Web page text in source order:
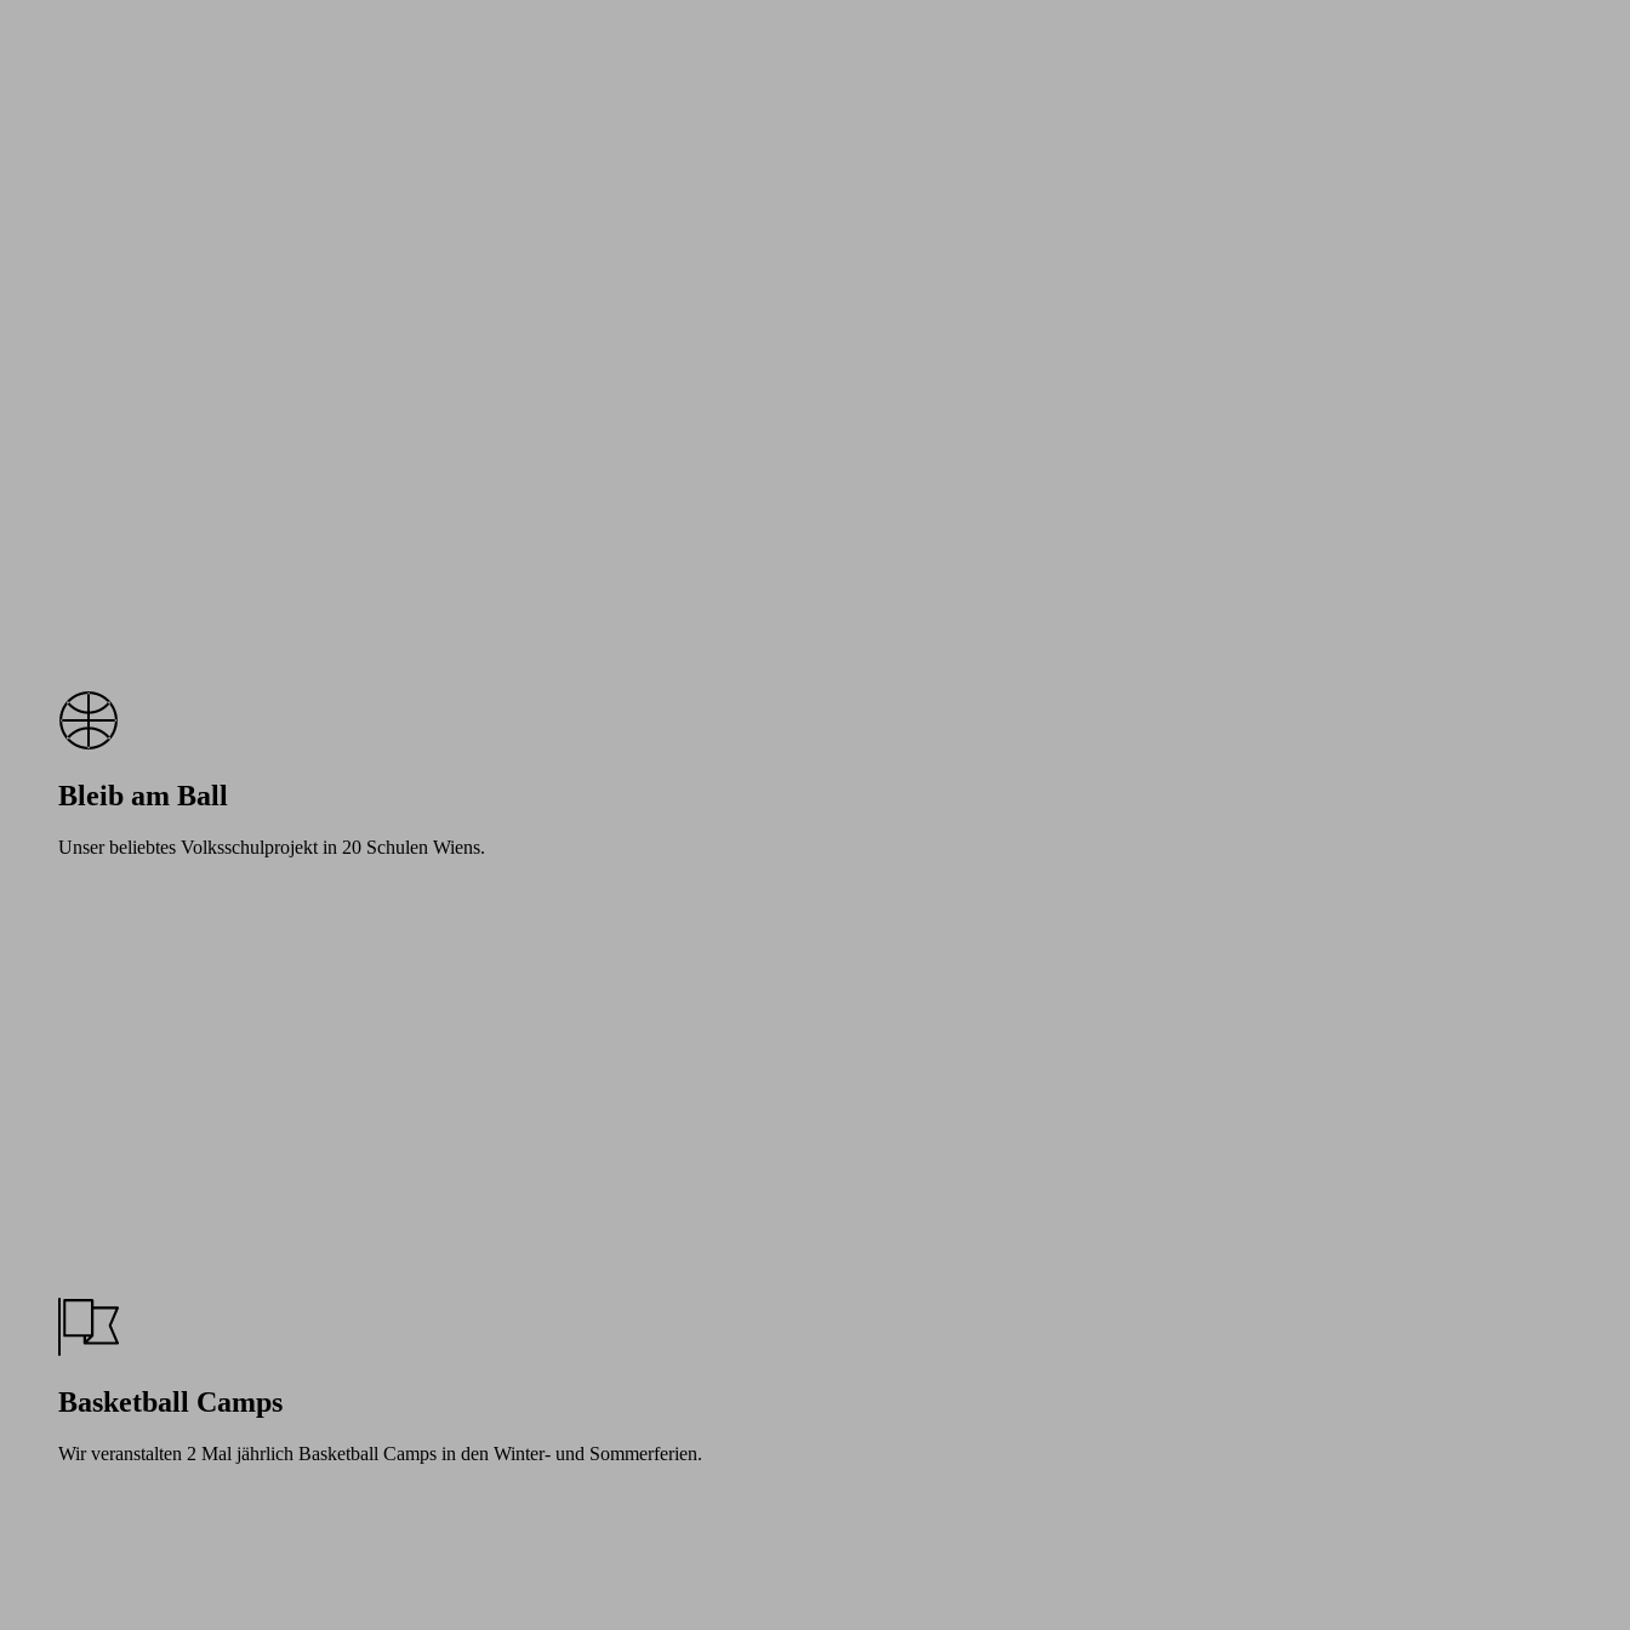
Bleib am Ball
Unser beliebtes Volksschulprojekt in 20 Schulen Wiens.
Basketball Camps
Wir veranstalten 2 Mal jährlich Basketball Camps in den Winter- und Sommerferien.